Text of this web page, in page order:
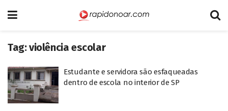
Tag:violência escolar
Estudante e servidora são esfaqueadas
dentro de escola no interior de SP